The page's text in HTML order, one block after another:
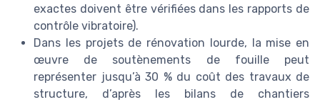
exactes doivent être vérifiées dans les rapports de
contrôle vibratoire).
Dans les projets de rénovation lourde, la mise en
œuvre de soutènements de fouille peut
représenter jusqu’à 30 % du coût des travaux de
structure, d’après les bilans de chantiers